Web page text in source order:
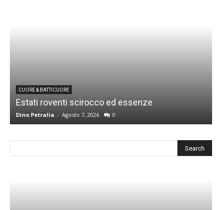
CUORE & BATTICUORE
Estati roventi scirocco ed essenze
Dino Petralia - Agosto 7, 2026 0